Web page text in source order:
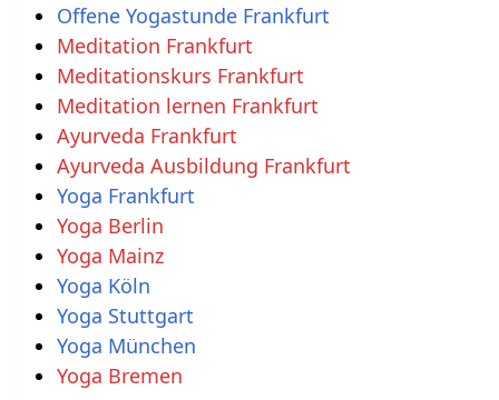
Offene Yogastunde Frankfurt
Meditation Frankfurt
Meditationskurs Frankfurt
Meditation lernen Frankfurt
Ayurveda Frankfurt
Ayurveda Ausbildung Frankfurt
Yoga Frankfurt
Yoga Berlin
Yoga Mainz
Yoga Köln
Yoga Stuttgart
Yoga München
Yoga Bremen